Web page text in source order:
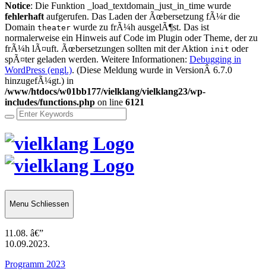
Notice: Die Funktion _load_textdomain_just_in_time wurde
fehlerhaft aufgerufen. Das Laden der Ãœbersetzung fÃ¼r die
Domain theater wurde zu frÃ¼h ausgelÃ¶st. Das ist
normalerweise ein Hinweis auf Code im Plugin oder Theme, der zu
frÃ¼h lÃ¤uft. Ãœbersetzungen sollten mit der Aktion init oder
spÃ¤ter geladen werden. Weitere Informationen: Debugging in
WordPress (engl.). (Diese Meldung wurde in VersionÂ 6.7.0
hinzugefÃ¼gt.) in
/www/htdocs/w01bb177/vielklang/vielklang23/wp-
includes/functions.php on line 6121
Menu Schliessen
11.08. â€”
10.09.2023.
Programm 2023